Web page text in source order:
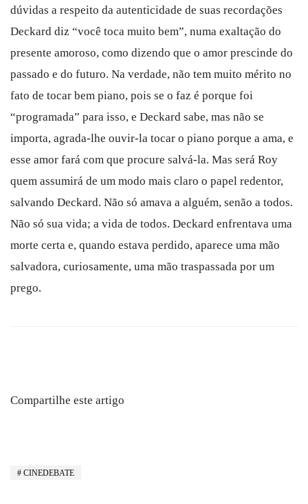
dúvidas a respeito da autenticidade de suas recordações
Deckard diz “você toca muito bem”, numa exaltação do
presente amoroso, como dizendo que o amor prescinde do
passado e do futuro. Na verdade, não tem muito mérito no
fato de tocar bem piano, pois se o faz é porque foi
“programada” para isso, e Deckard sabe, mas não se
importa, agrada-lhe ouvir-la tocar o piano porque a ama, e
esse amor fará com que procure salvá-la. Mas será Roy
quem assumirá de um modo mais claro o papel redentor,
salvando Deckard. Não só amava a alguém, senão a todos.
Não só sua vida; a vida de todos. Deckard enfrentava uma
morte certa e, quando estava perdido, aparece uma mão
salvadora, curiosamente, uma mão traspassada por um
prego.
Compartilhe este artigo
CINEDEBATE